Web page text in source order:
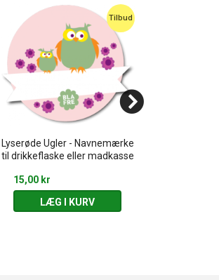
Tilbud
Lyserøde Ugler - Navnemærke
til drikkeflaske eller madkasse
15,00 kr
LÆG I KURV